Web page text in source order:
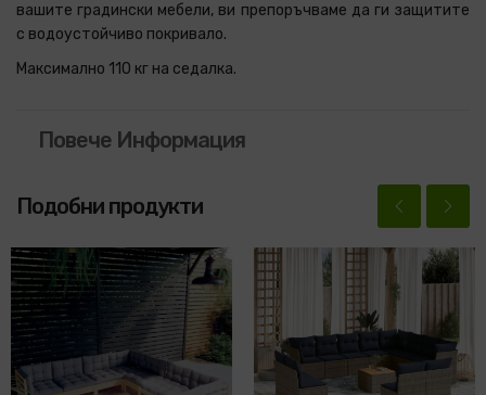
вашите градински мебели, ви препоръчваме да ги защитите
с водоустойчиво покривало.
Максимално 110 кг на седалка.
Повече Информация
Подобни продукти